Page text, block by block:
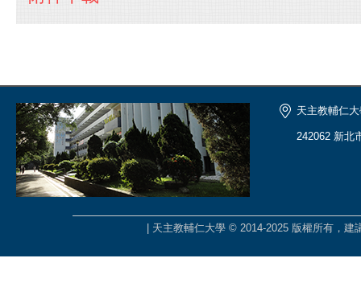
天主教輔仁
242062 新北
| 天主教輔仁大學 © 2014-2025 版權所有，